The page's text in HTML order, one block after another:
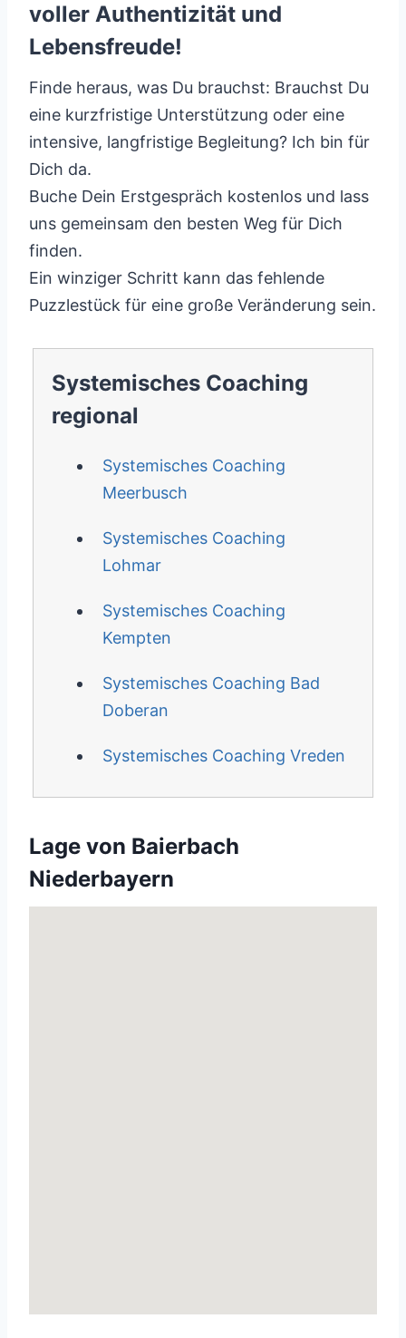
voller Authentizität und
Lebensfreude!
Finde heraus, was Du brauchst: Brauchst Du
eine kurzfristige Unterstützung oder eine
intensive, langfristige Begleitung? Ich bin für
Dich da.
Buche Dein Erstgespräch kostenlos und lass
uns gemeinsam den besten Weg für Dich
finden.
Ein winziger Schritt kann das fehlende
Puzzlestück für eine große Veränderung sein.
Systemisches Coaching
regional
Systemisches Coaching
Meerbusch
Systemisches Coaching
Lohmar
Systemisches Coaching
Kempten
Systemisches Coaching Bad
Doberan
Systemisches Coaching Vreden
Lage von Baierbach
Niederbayern